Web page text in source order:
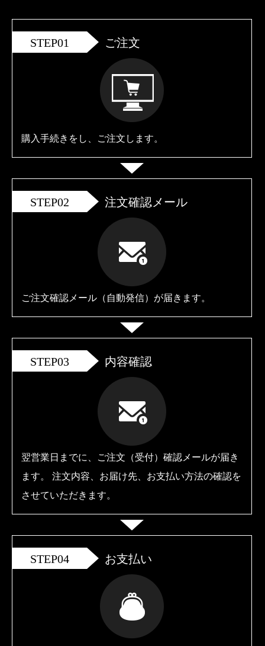
STEP01 ご注文
購入手続きをし、ご注文します。
STEP02 注文確認メール
ご注文確認メール（自動発信）が届きます。
STEP03 内容確認
翌営業日までに、ご注文（受付）確認メールが届き
ます。 注文内容、お届け先、お支払い方法の確認を
させていただきます。
STEP04 お支払い